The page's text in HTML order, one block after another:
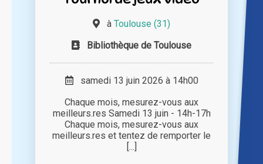
à Toulouse (31)
Bibliothèque de Toulouse
samedi 13 juin 2026 à 14h00
Chaque mois, mesurez-vous aux
meilleurs.res Samedi 13 juin - 14h-17h
Chaque mois, mesurez-vous aux
meilleurs.res et tentez de remporter le
[...]